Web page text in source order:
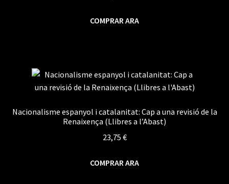
COMPRAR ARA
Nacionalisme espanyol i catalanitat: Cap a una revisió de la
Renaixença (Llibres a l’Abast)
23,75 €
COMPRAR ARA